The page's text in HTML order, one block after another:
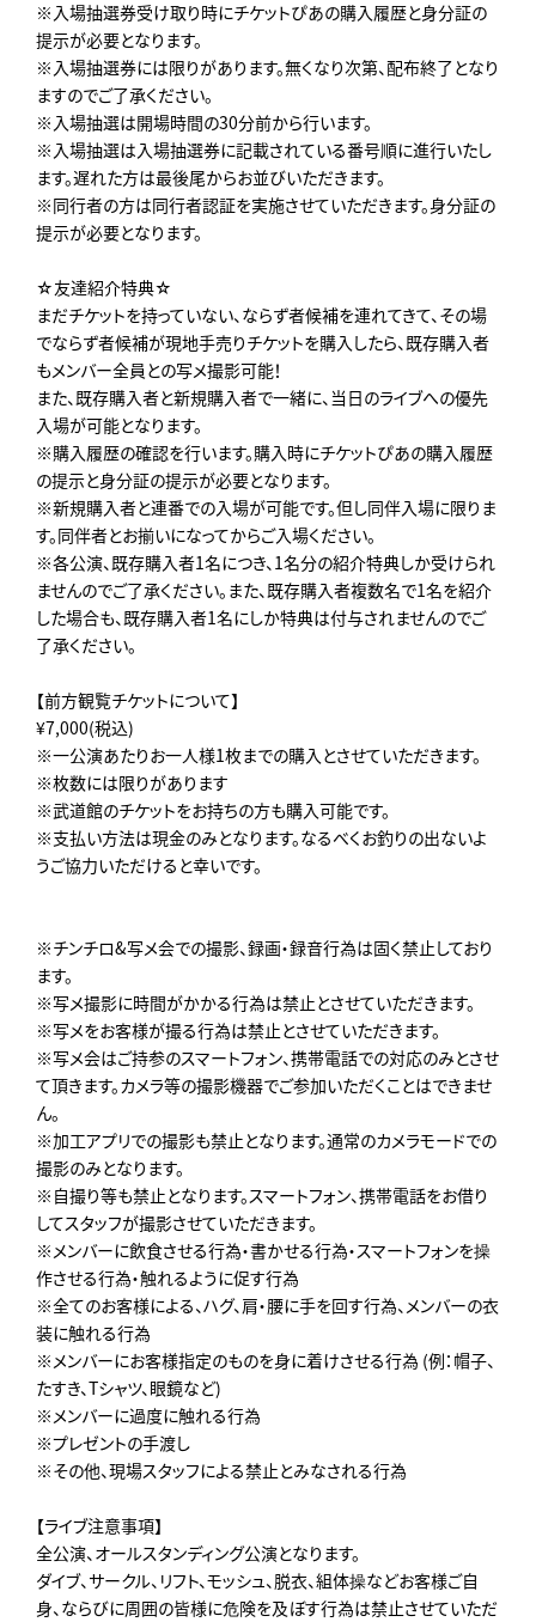
※入場抽選券受け取り時にチケットぴあの購入履歴と身分証の
提示が必要となります。
※入場抽選券には限りがあります。無くなり次第、配布終了となり
ますのでご了承ください。
※入場抽選は開場時間の30分前から行います。
※入場抽選は入場抽選券に記載されている番号順に進行いたし
ます。遅れた方は最後尾からお並びいただきます。
※同行者の方は同行者認証を実施させていただきます。身分証の
提示が必要となります。
☆友達紹介特典☆
まだチケットを持っていない、ならず者候補を連れてきて、その場
でならず者候補が現地手売りチケットを購入したら、既存購入者
もメンバー全員との写メ撮影可能！
また、既存購入者と新規購入者で一緒に、当日のライブへの優先
入場が可能となります。
※購入履歴の確認を行います。購入時にチケットぴあの購入履歴
の提示と身分証の提示が必要となります。
※新規購入者と連番での入場が可能です。但し同伴入場に限りま
す。同伴者とお揃いになってからご入場ください。
※各公演、既存購入者1名につき、1名分の紹介特典しか受けられ
ませんのでご了承ください。また、既存購入者複数名で1名を紹介
した場合も、既存購入者1名にしか特典は付与されませんのでご
了承ください。
【前方観覧チケットについて】
¥7,000(税込)
※一公演あたりお一人様1枚までの購入とさせていただきます。
※枚数には限りがあります
※武道館のチケットをお持ちの方も購入可能です。
※支払い方法は現金のみとなります。なるべくお釣りの出ないよ
うご協力いただけると幸いです。
※チンチロ&写メ会での撮影、録画・録音行為は固く禁止しており
ます。
※写メ撮影に時間がかかる行為は禁止とさせていただきます。
※写メをお客様が撮る行為は禁止とさせていただきます。
※写メ会はご持参のスマートフォン、携帯電話での対応のみとさせ
て頂きます。カメラ等の撮影機器でご参加いただくことはできませ
ん。
※加工アプリでの撮影も禁止となります。通常のカメラモードでの
撮影のみとなります。
※自撮り等も禁止となります。スマートフォン、携帯電話をお借り
してスタッフが撮影させていただきます。
※メンバーに飲食させる行為・書かせる行為・スマートフォンを操
作させる行為・触れるように促す行為
※全てのお客様による、ハグ、肩・腰に手を回す行為、メンバーの衣
装に触れる行為
※メンバーにお客様指定のものを身に着けさせる行為 (例：帽子、
たすき、Tシャツ、眼鏡など)
※メンバーに過度に触れる行為
※プレゼントの手渡し
※その他、現場スタッフによる禁止とみなされる行為
【ライブ注意事項】
全公演、オールスタンディング公演となります。
ダイブ、サークル、リフト、モッシュ、脱衣、組体操などお客様ご自
身、ならびに周囲の皆様に危険を及ぼす行為は禁止させていただ